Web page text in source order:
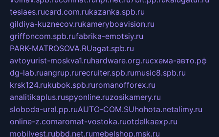
tesiaes.rucard.com.rukazanka.spb.ru
gildiya-kuznecov.rukameryboavision.ru
griffoncom.spb.rufabrika-emotsiy.ru
PARK-MATROSOVA.RUagat.spb.ru
avtoyurist-moskva1.ruhardware.org.ruсхема-авто.рф
dg-lab.ruangrup.rurecruiter.spb.rumusic8.spb.ru
krsk124.rukubok.spb.ruromanofforex.ru
analitikaplus.ruspyonline.ruzosikamery.ru
sloboda-ural.pp.ruAUTO-COM.SUhohota.netalimy.ru
online-z.comaromat-vostoka.ruotdelkaexp.ru
mobilvest.rubbd.net.rumebelshop.msk.ru